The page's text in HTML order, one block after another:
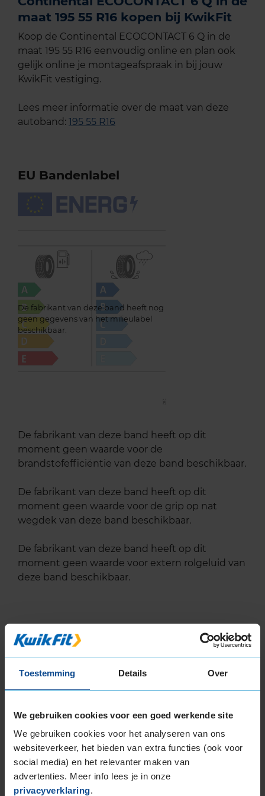
Toestemming Details Over
We gebruiken cookies voor een goed werkende site
We gebruiken cookies voor het analyseren van ons
websiteverkeer, het bieden van extra functies (ook voor
social media) en het relevanter maken van
advertenties. Meer info lees je in onze
privacyverklaring.
maat 195 55 R16 kopen bij KwikFit
Koop de Continental ECOCONTACT 6 Q in de
maat 195 55 R16 eenvoudig online en plan ook
gelijk online je montageafspraak in bij jouw
KwikFit vestiging.
Lees meer informatie over de maat van deze
autoband: 195 55 R16
EU Bandenlabel
De fabrikant van deze band heeft nog
geen gegevens van het milieulabel
beschikbaar.
De fabrikant van deze band heeft op dit
moment geen waarde voor de
brandstofefficiëntie van deze band beschikbaar.
De fabrikant van deze band heeft op dit
moment geen waarde voor de grip op nat
wegdek van deze band beschikbaar.
De fabrikant van deze band heeft op dit
moment geen waarde voor extern rolgeluid van
deze band beschikbaar.
Alternatief voor deze band
A-merk alternatief
Bridgestone TURANZA 6
288 reviews
Snelheidsindex:V
B
A 69dB